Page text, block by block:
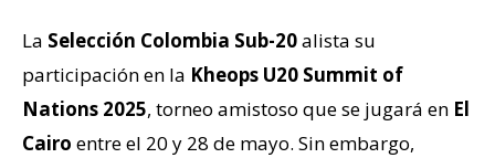
La Selección Colombia Sub-20alista su
participación en la Kheops U20 Summit of
Nations 2025, torneo amistoso que se jugará en El
Cairo entre el 20 y 28 de mayo. Sin embargo,